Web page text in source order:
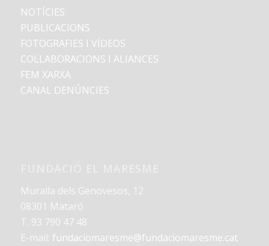
NOTÍCIES
PUBLICACIONS
FOTOGRAFIES I VÍDEOS
COL·LABORACIONS I ALIANCES
FEM XARXA
CANAL DENÚNCIES
Muralla dels Genovesos, 12
08301 Mataró
T. 93 790 47 48
E-mail: fundaciomaresme@fundaciomaresme.cat